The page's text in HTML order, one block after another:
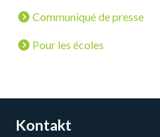
Communiqué de presse
Pour les écoles
Kontakt